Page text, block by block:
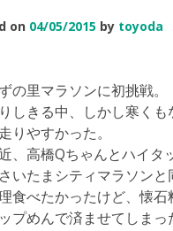
on 04/05/2015 by toyoda
の里マラソンに初挑戦。
しきる中、しかし寒く
りやすかった。
、高橋Qちゃんとハイタ
いたまシティマラソンと
食べたかったけど、懐石
プめんで済ませてしまっ